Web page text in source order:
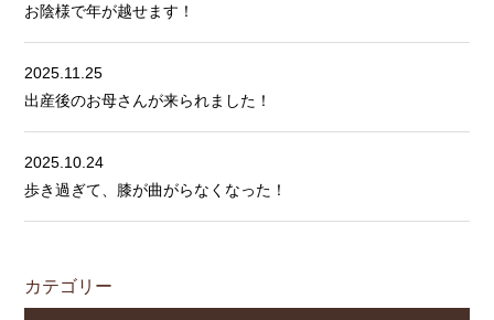
お陰様で年が越せます！
2025.11.25
出産後のお母さんが来られました！
2025.10.24
歩き過ぎて、膝が曲がらなくなった！
カテゴリー